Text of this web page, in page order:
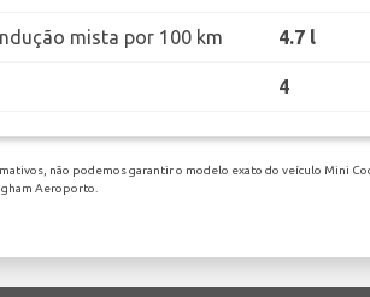
mista por 100 km 4.7 l
4
não podemos garantir o modelo exato do veículo Mini
Aeroporto.